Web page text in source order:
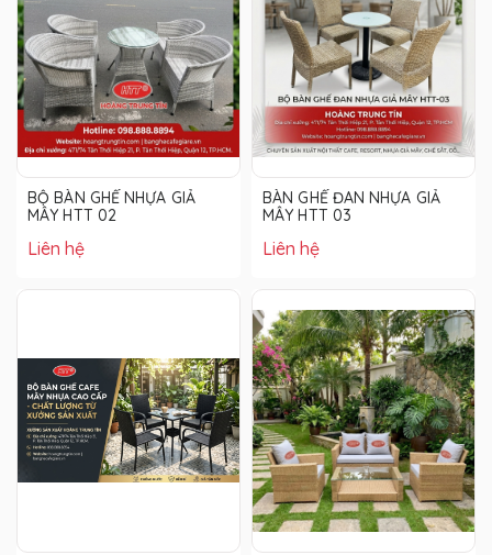
BỘ BÀN GHẾ NHỰA GIẢ
MÂY HTT 02
Liên hệ
BÀN GHẾ ĐAN NHỰA GIẢ
MÂY HTT 03
Liên hệ